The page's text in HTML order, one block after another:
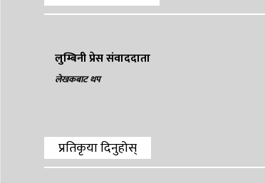
लुम्बिनी प्रेस संवाददाता
लेखकबाट थप
प्रतिकृया दिनुहोस्